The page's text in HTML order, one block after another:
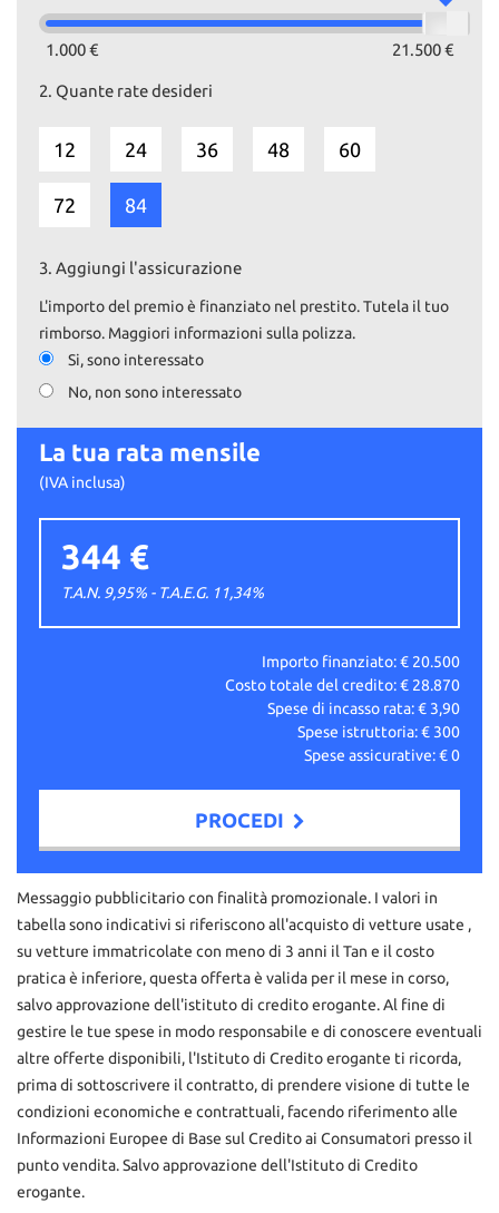
1.000 € 21.500 €
2. Quante rate desideri
12 24 36 48 60
72 84
3. Aggiungi l'assicurazione
L'importo del premio è finanziato nel prestito. Tutela il tuo
rimborso. Maggiori informazioni sulla polizza.
Si, sono interessato
No, non sono interessato
La tua rata mensile
(IVA inclusa)
344 €
T.A.N. 9,95% - T.A.E.G. 11,34%
Importo finanziato: € 20.500
Costo totale del credito: € 28.870
Spese di incasso rata: € 3,90
Spese istruttoria: € 300
Spese assicurative: €0
PROCEDI
Contattaci
Messaggio pubblicitario con finalità promozionale. I valori in
tabella sono indicativi si riferiscono all'acquisto di vetture usate ,
su vetture immatricolate con meno di 3 anni il Tan e il costo
pratica è inferiore, questa offerta è valida per il mese in corso,
salvo approvazione dell'istituto di credito erogante. Al fine di
gestire le tue spese in modo responsabile e di conoscere eventuali
altre offerte disponibili, l'Istituto di Credito erogante ti ricorda,
prima di sottoscrivere il contratto, di prendere visione di tutte le
condizioni economiche e contrattuali, facendo riferimento alle
Informazioni Europee di Base sul Credito ai Consumatori presso il
punto vendita. Salvo approvazione dell'Istituto di Credito
erogante.